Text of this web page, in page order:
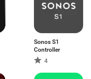
Sonos S1
Controller
4